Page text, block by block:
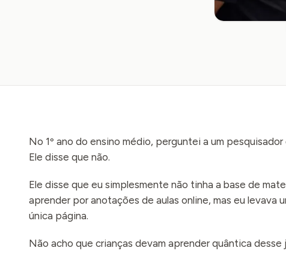
No 1º ano do ensino médio, perguntei a um
Ele disse que não.
Ele disse que eu simplesmente não tinha a base de
aprender por anotações de aulas online, mas eu levava
única página.
Não acho que crianças devam aprender quântica